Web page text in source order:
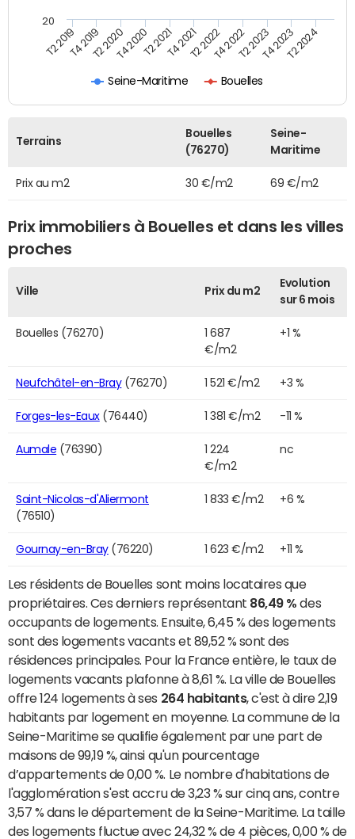
Seine-Maritime Bouelles
T2 2019T4 2019T2 2020T4 2020T2 2021T4 2021T2 2022T4 2022T2 2023T4 2023T2 2024
20
Terrains
Bouelles
(76270)
Seine-
Maritime
Prix au m2 30 €/m2 69 €/m2
Prix immobiliers à Bouelles et dans les villes
proches
Ville Prix du m2
Evolution
sur 6 mois
Bouelles (76270)
1 687
€/m2
+1 %
Neufchâtel-en-Bray(76270) 1 521 €/m2 +3 %
Forges-les-Eaux(76440) 1 381 €/m2 -11 %
Aumale (76390)
1 224
€/m2
nc
Saint-Nicolas-d'Aliermont
(76510)
1 833 €/m2 +6 %
Gournay-en-Bray(76220) 1 623 €/m2 +11 %
Les résidents de Bouelles sont moins locataires que
propriétaires. Ces derniers représentant 86,49 % des
occupants de logements. Ensuite, 6,45 % des logements
sont des logements vacants et 89,52 % sont des
résidences principales. Pour la France entière, le taux de
logements vacants plafonne à 8,61 %. La ville de Bouelles
offre 124 logements à ses 264 habitants, c'est à dire 2,19
habitants par logement en moyenne. La commune de la
Seine-Maritime se qualifie également par une part de
maisons de 99,19 %, ainsi qu'un pourcentage
d’appartements de 0,00 %. Le nombre d'habitations de
l'agglomération s'est accru de 3,23 % sur cinq ans, contre
3,57 % dans le département de la Seine-Maritime. La taille
des logements fluctue avec 24,32 % de 4 pièces, 0,00 % de